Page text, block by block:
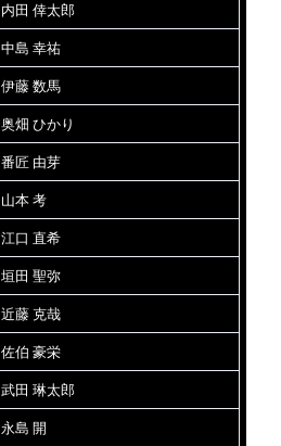
内田 倖太郎
中島 幸祐
伊藤 数馬
奥畑 ひかり
番匠 由芽
山本 考
江口 直希
垣田 聖弥
近藤 克哉
佐伯 豪栄
武田 琳太郎
永島 開